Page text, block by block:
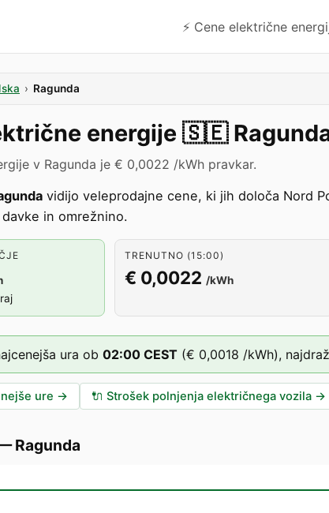
⚡️ Cene električne
› Ragunda
energije 🇸🇪
v Ragunda je € 0,0022 /kWh pravkar.
vidijo veleprodajne cene, ki jih določa Nord
in omrežnino.
TRENUTNO (15:00)
€ 0,0022 /kWh
ura ob 02:00 CEST (€ 0,0018 /kWh),
ure → 🔌 Strošek polnjenja električnega vozila →
Ragunda